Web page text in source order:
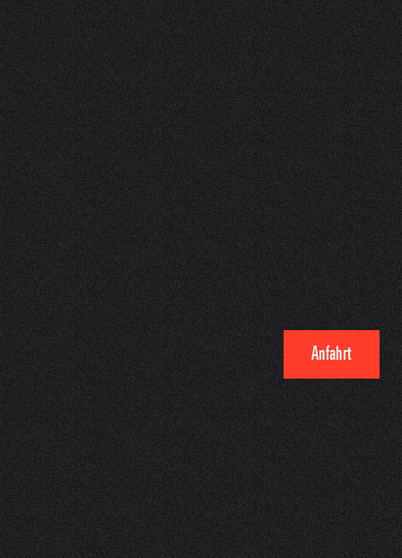
Anfahrt